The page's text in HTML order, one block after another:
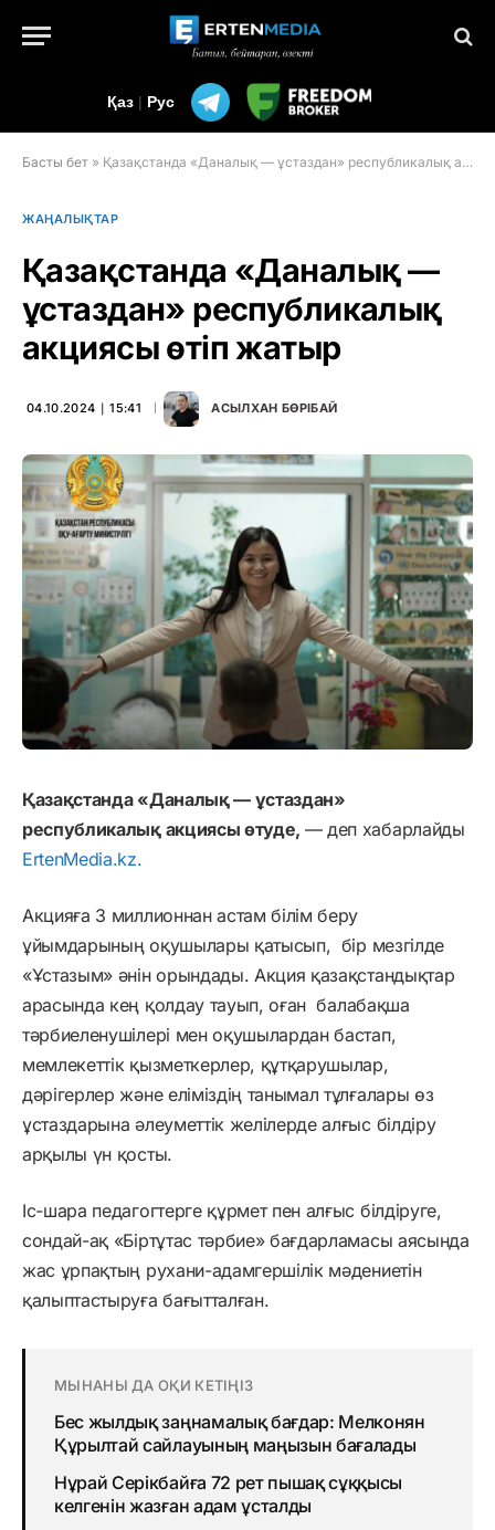
Қаз | Рус
Басты бет » Қазақстанда «Даналық — ұстаздан» республикалық акциясы өтіп жатыр
ЖАҢАЛЫҚТАР
Қазақстанда «Даналық —
ұстаздан» республикалық
акциясы өтіп жатыр
04.10.2024 ∣ 15:41 АСЫЛХАН БӨРІБАЙ
Қазақстанда «Даналық — ұстаздан»
республикалық акциясы өтуде, — деп хабарлайды
ErtenMedia.kz.
Акцияға 3 миллионнан астам білім беру
ұйымдарының оқушылары қатысып, бір мезгілде
«Ұстазым» әнін орындады. Акция қазақстандықтар
арасында кең қолдау тауып, оған балабақша
тәрбиеленушілері мен оқушылардан бастап,
мемлекеттік қызметкерлер, құтқарушылар,
дәрігерлер және еліміздің танымал тұлғалары өз
ұстаздарына әлеуметтік желілерде алғыс білдіру
арқылы үн қосты.
Іс-шара педагогтерге құрмет пен алғыс білдіруге,
сондай-ақ «Біртұтас тәрбие» бағдарламасы аясында
жас ұрпақтың рухани-адамгершілік мәдениетін
қалыптастыруға бағытталған.
МЫНАНЫ ДА ОҚИ КЕТІҢІЗ
Бес жылдық заңнамалық бағдар: Мелконян
Құрылтай сайлауының маңызын бағалады
Нұрай Серікбайға 72 рет пышақ сұққысы
келгенін жазған адам ұсталды